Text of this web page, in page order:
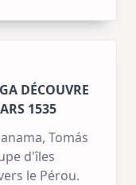
DÉCOUVRE
1535
Tomás
d'îles
le Pérou.